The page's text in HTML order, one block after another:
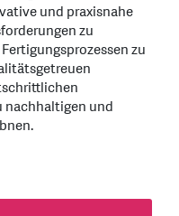
und praxisnahe
zu
zu
nachhaltigen und